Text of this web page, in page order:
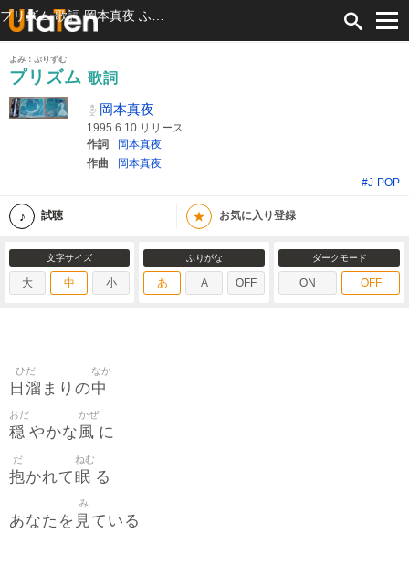
よみ：ぷりずむ
プリズム 歌詞
岡本真夜
1995.6.10 リリース
作詞
岡本真夜
作曲
岡本真夜
#J-POP
試聴 ★ お気に入り登録
文字サイズ
大 中 小
ふりがな
あ A OFF
ダークモード
ON OFF
日溜
ひだ
まりの中
なか
穏
おだ
やかな風
かぜ
に
抱
だ
かれて眠
ねむ
る
あなたを 見
み
ている